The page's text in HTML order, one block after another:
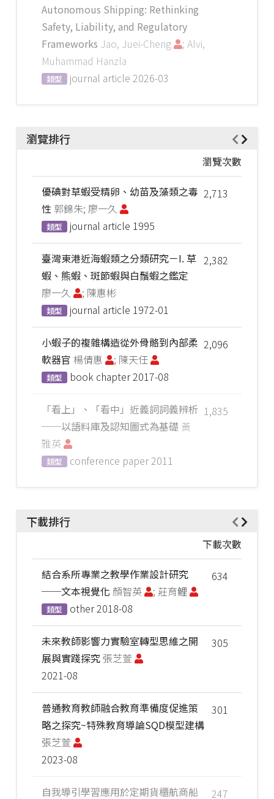
Autonomous Shipping: Rethinking
Safety, Liability, and Regulatory
Frameworks Jao, Juei-Cheng
; Alvi,
Muhammad Hanzla
類型 journal article 2026-03
瀏覽排行
瀏覽次數
2,713
優碘對草蝦受精卵、幼苗及藻類之毒
性 郭錦朱; 廖一久
類型 journal article 1995
2,382
臺灣東港近海蝦類之分類研究－I. 草
蝦、熊蝦、斑節蝦與白鬚蝦之鑑定
廖一久
; 陳惠彬
類型 journal article 1972-01
2,096
小蝦子的複雜構造從外骨骼到內部柔
軟器官 楊倩惠 ; 陳天任
類型 book chapter2017-08
1,835
「看上」、「看中」近義詞詞義辨析
──以語料庫及認知圖式為基礎 黃
雅英
類型 conference paper2011
下載排行
下載次數
634
結合系所專業之教學作業設計研究
──文本視覺化 顏智英 ; 莊育鲤
類型 other2018-08
305
未來教師影響力實驗室轉型思維之開
展與實踐探究 張芝萱
2021-08
301
普通教育教師融合教育準備度促進策
略之探究~特殊教育導論SQD模型建構
張芝萱
2023-08
247
自我導引學習應用於定期貨櫃航商船